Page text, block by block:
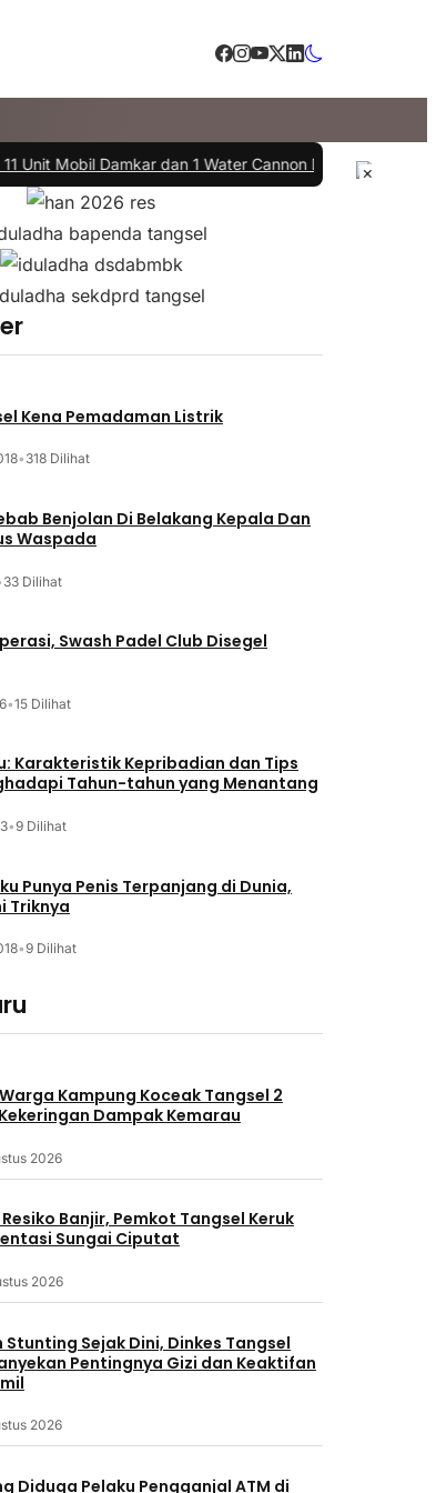
Mobil Damkar dan 1 Water Cannon Diterjunkan
Kena Pemadaman Listrik
• 318 Dilihat
Benjolan Di Belakang Kepala Dan
Waspada
33 Dilihat
Swash Padel Club Disegel
•15 Dilihat
Karakteristik Kepribadian dan Tips
Tahun-tahun yang Menantang
•9 Dilihat
Punya Penis Terpanjang di Dunia,
Triknya
•9 Dilihat
Kampung Koceak Tangsel 2
Dampak Kemarau
2026
Banjir, Pemkot Tangsel Keruk
Sungai Ciputat
2026
Stunting Sejak Dini, Dinkes Tangsel
Pentingnya Gizi dan Keaktifan
2026
Diduga Pelaku Pengganjal ATM di
×